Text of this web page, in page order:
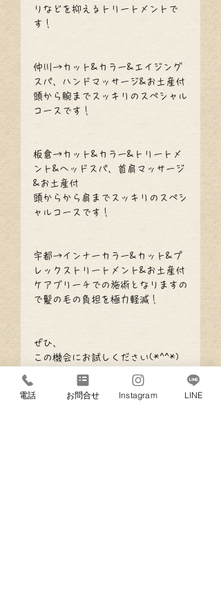
りなどを抑えるトリートメントで
す！
仲川→カット&カラー&エイジング
スパ、ハンドマッサージ&お土産付
頭から腕までスッキリのスペシャル
コースです！
板倉→カット&カラー&トリートメ
ント&ヘッドスパ、首肩マッサージ
&お土産付
頭からから肩までスッキリのスペシ
ャルコースです！
宇都→インナーカラー&カット&プ
レックストリートメント&お土産付
ケアブリーチでの施術となりますの
で髪の毛の負担を極力軽減！
ぜひ、
この機会にお試しください(*^^*)
電話 お問合せ Instagram LINE